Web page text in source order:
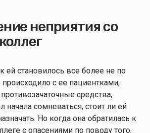
неприятия со
ей становилось все более не по
происходило с ее пациентками,
средства,
начала сомневаться, стоит ли ей
Но когда она обратилась к
с опасениями по поводу того,